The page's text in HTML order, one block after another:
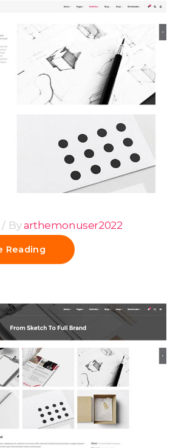
Byarthemonuser2022
Reading